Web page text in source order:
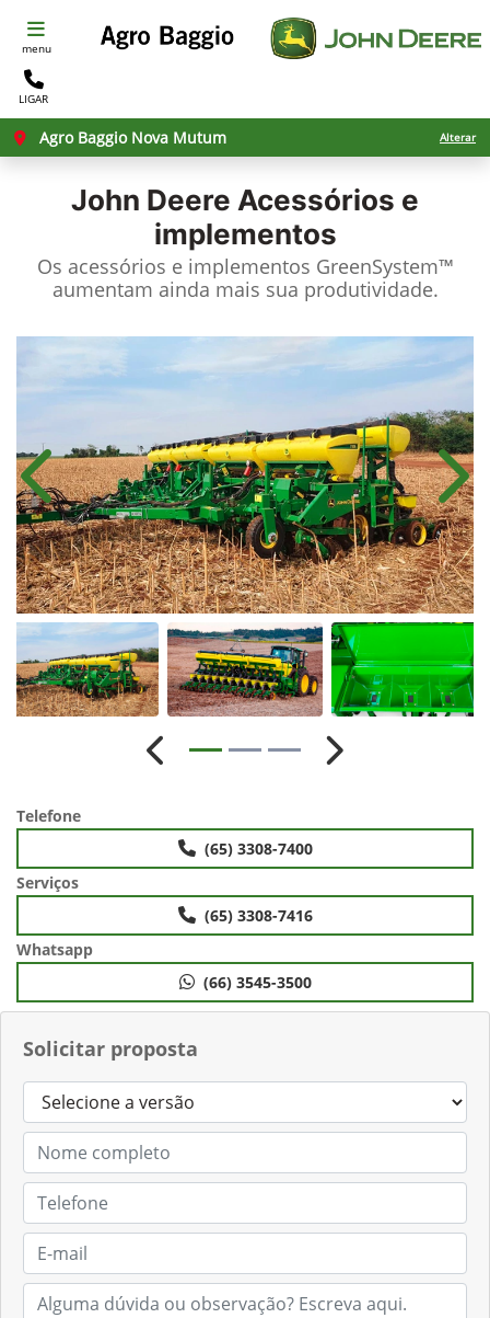
menu
LIGAR
Agro Baggio Nova Mutum Alterar
John Deere Acessórios e
implementos
Os acessórios e implementos GreenSystem™
aumentam ainda mais sua produtividade.​
Solicitar proposta
Anterior
Anterior Próximo
Telefone
(65) 3308-7400
Serviços
(65) 3308-7416
Whatsapp
(66) 3545-3500